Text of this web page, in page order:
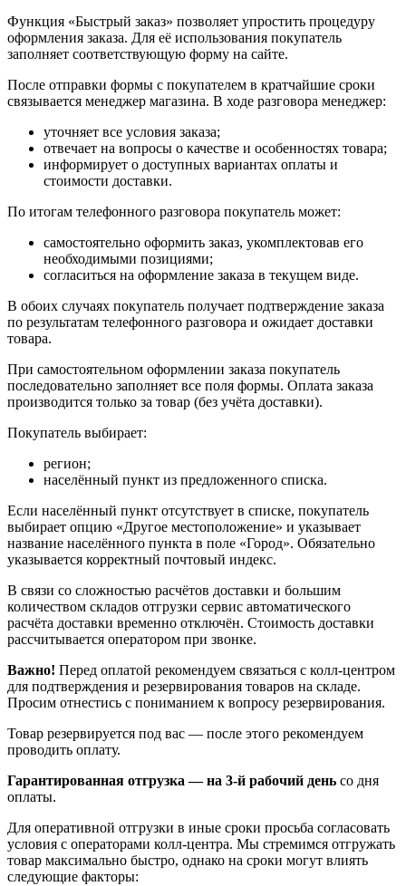
Функция «Быстрый заказ» позволяет упростить процедуру
оформления заказа. Для её использования покупатель
заполняет соответствующую форму на сайте.
После отправки формы с покупателем в кратчайшие сроки
связывается менеджер магазина. В ходе разговора менеджер:
уточняет все условия заказа;
отвечает на вопросы о качестве и особенностях товара;
информирует о доступных вариантах оплаты и
стоимости доставки.
По итогам телефонного разговора покупатель может:
самостоятельно оформить заказ, укомплектовав его
необходимыми позициями;
согласиться на оформление заказа в текущем виде.
В обоих случаях покупатель получает подтверждение заказа
по результатам телефонного разговора и ожидает доставки
товара.
При самостоятельном оформлении заказа покупатель
последовательно заполняет все поля формы. Оплата заказа
производится только за товар (без учёта доставки).
Покупатель выбирает:
регион;
населённый пункт из предложенного списка.
Если населённый пункт отсутствует в списке, покупатель
выбирает опцию «Другое местоположение» и указывает
название населённого пункта в поле «Город». Обязательно
указывается корректный почтовый индекс.
В связи со сложностью расчётов доставки и большим
количеством складов отгрузки сервис автоматического
расчёта доставки временно отключён. Стоимость доставки
рассчитывается оператором при звонке.
Важно! Перед оплатой рекомендуем связаться с колл‑центром
для подтверждения и резервирования товаров на складе.
Просим отнестись с пониманием к вопросу резервирования.
Товар резервируется под вас — после этого рекомендуем
проводить оплату.
Гарантированная отгрузка — на 3‑й рабочий день со дня
оплаты.
Для оперативной отгрузки в иные сроки просьба согласовать
условия с операторами колл‑центра. Мы стремимся отгружать
товар максимально быстро, однако на сроки могут влиять
следующие факторы: